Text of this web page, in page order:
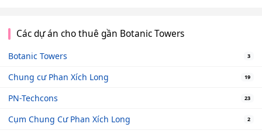
Các dự án cho thuê gần Botanic Towers
Botanic Towers 3
Chung cư Phan Xích Long 19
PN-Techcons 23
Cụm Chung Cư Phan Xích Long 2